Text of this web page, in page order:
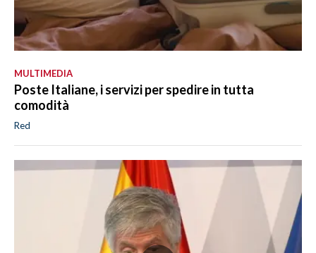
MULTIMEDIA
Poste Italiane, i servizi per spedire in tutta
comodità
Red